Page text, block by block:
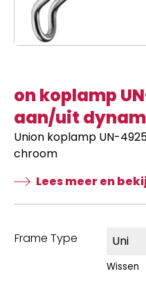
on koplamp
aan/uit
Union koplamp UN-
chroom
Lees meer en
Frame Type
Wissen